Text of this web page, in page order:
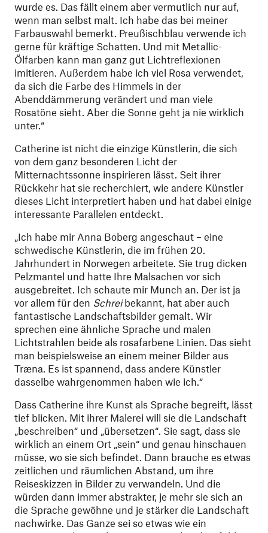
wurde es. Das fällt einem aber vermutlich nur auf,
wenn man selbst malt. Ich habe das bei meiner
Farbauswahl bemerkt. Preußischblau verwende ich
gerne für kräftige Schatten. Und mit Metallic-
Ölfarben kann man ganz gut Lichtreflexionen
imitieren. Außerdem habe ich viel Rosa verwendet,
da sich die Farbe des Himmels in der
Abenddämmerung verändert und man viele
Rosatöne sieht. Aber die Sonne geht ja nie wirklich
unter.“
Catherine ist nicht die einzige Künstlerin, die sich
von dem ganz besonderen Licht der
Mitternachtssonne inspirieren lässt. Seit ihrer
Rückkehr hat sie recherchiert, wie andere Künstler
dieses Licht interpretiert haben und hat dabei einige
interessante Parallelen entdeckt.
„Ich habe mir Anna Boberg angeschaut – eine
schwedische Künstlerin, die im frühen 20.
Jahrhundert in Norwegen arbeitete. Sie trug dicken
Pelzmantel und hatte Ihre Malsachen vor sich
ausgebreitet. Ich schaute mir Munch an. Der ist ja
vor allem für den Schreibekannt, hat aber auch
fantastische Landschaftsbilder gemalt. Wir
sprechen eine ähnliche Sprache und malen
Lichtstrahlen beide als rosafarbene Linien. Das sieht
man beispielsweise an einem meiner Bilder aus
Træna. Es ist spannend, dass andere Künstler
dasselbe wahrgenommen haben wie ich.“
Dass Catherine ihre Kunst als Sprache begreift, lässt
tief blicken. Mit ihrer Malerei will sie die Landschaft
„beschreiben“ und „übersetzen“. Sie sagt, dass sie
wirklich an einem Ort „sein“ und genau hinschauen
müsse, wo sie sich befindet. Dann brauche es etwas
zeitlichen und räumlichen Abstand, um ihre
Reiseskizzen in Bilder zu verwandeln. Und die
würden dann immer abstrakter, je mehr sie sich an
die Sprache gewöhne und je stärker die Landschaft
nachwirke. Das Ganze sei so etwas wie ein